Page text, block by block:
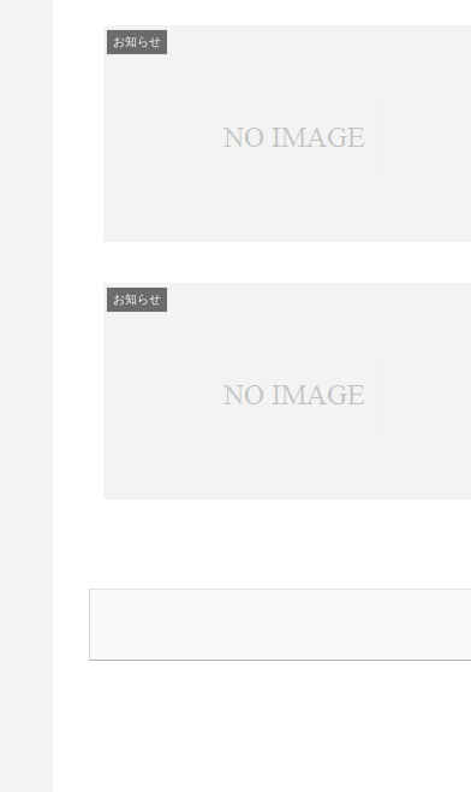
お知らせ
お知らせ